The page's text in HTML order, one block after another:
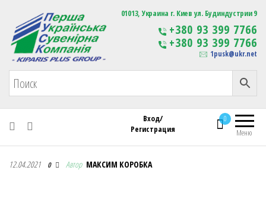
Первая Украинская Сувенирная Компания Изготовление
сувенирной продукции
с логотипом
01013, Украина г. Киев ул. Будиндустрии 9
+380 93 399 7766
+380 93 399 7766
1pusk@ukr.net
Меню
0
Вход/
Регистрация
Первая Украинская Сувенирная Компания
12.04.2021 0 Автор МАКСИМ КОРОБКА